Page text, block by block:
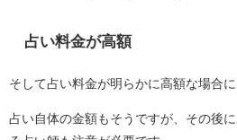
占い料金が高額
そして占い料金が明らかに高額な場合
占い自体の金額もそうですが、その後